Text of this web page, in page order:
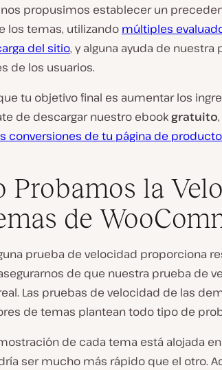
nos propusimos establecer un
los temas, utilizando múltiples
del sitio, y alguna ayuda de
de los usuarios.
tu objetivo final es aumentar los
de descargar nuestro ebookgratuito,
conversiones de tu página de
Probamos la
de
prueba de velocidad proporciona
de que nuestra prueba de
Las pruebas de velocidad de las
de temas plantean todo tipo de
de cada tema está alojada
ser mucho más rápido que el otro.